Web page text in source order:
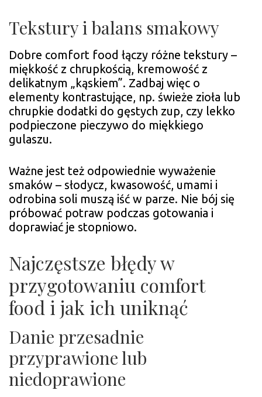
Tekstury i balans smakowy
Dobre comfort food łączy różne tekstury –
miękkość z chrupkością, kremowość z
delikatnym „kąskiem”. Zadbaj więc o
elementy kontrastujące, np. świeże zioła lub
chrupkie dodatki do gęstych zup, czy lekko
podpieczone pieczywo do miękkiego
gulaszu.
Ważne jest też odpowiednie wyważenie
smaków – słodycz, kwasowość, umami i
odrobina soli muszą iść w parze. Nie bój się
próbować potraw podczas gotowania i
doprawiać je stopniowo.
Najczęstsze błędy w
przygotowaniu comfort
food i jak ich uniknąć
Danie przesadnie
przyprawione lub
niedoprawione